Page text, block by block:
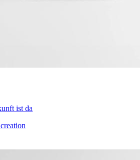
ist da